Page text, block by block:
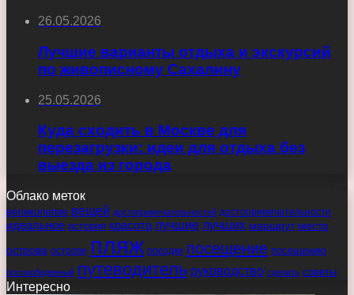
26.05.2026
Лучшие варианты отдыха и экскурсий
по живописному Сахалину
25.05.2026
Куда сходить в Москве для
перезагрузки: идеи для отдыха без
выезда из города
Облако меток
великолепие вещей достопримечательностей достопримечательности
идеальное история красота лучшие лучших маршрут место
острова острове пляж поездки посещение посещению
послеобеденный путеводитель руководство сделать советы
Интересно